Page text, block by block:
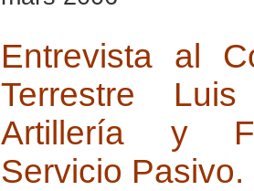
Entrevista al
Terrestre
Artillería y
Servicio Pasivo.